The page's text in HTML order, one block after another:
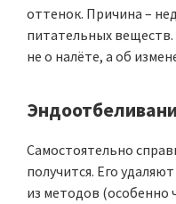
оттенок. Причина –
питательных веществ.
не о налёте, а об
Самостоятельно
получится. Его
из методов (особенно